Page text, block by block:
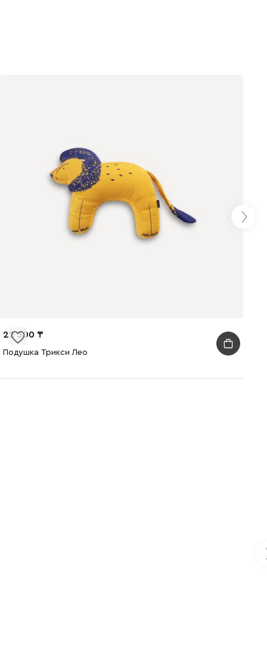
22 300
Подушка Трикси Лео